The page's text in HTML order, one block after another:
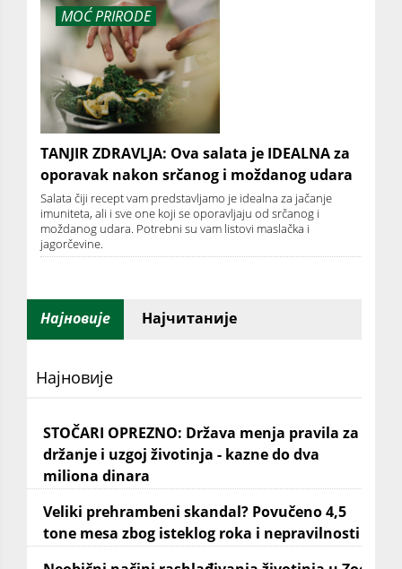
MOĆ PRIRODE
TANJIR ZDRAVLJA: Ova salata je IDEALNA za
oporavak nakon srčanog i moždanog udara
Salata čiji recept vam predstavljamo je idealna za jačanje
imuniteta, ali i sve one koji se oporavljaju od srčanog i
moždanog udara. Potrebni su vam listovi maslačka i
jagorčevine.
Најновије Најчитаније
Најновије
STOČARI OPREZNO: Država menja pravila za
držanje i uzgoj životinja - kazne do dva
miliona dinara
Veliki prehrambeni skandal? Povučeno 4,5
tone mesa zbog isteklog roka i nepravilnosti